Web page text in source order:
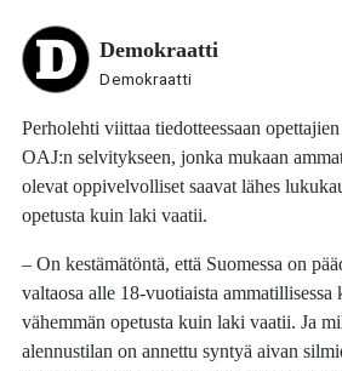
Demokraatti
Demokraatti
Perholehti viittaa tiedotteessaan
OAJ:n selvitykseen, jonka mukaan
olevat oppivelvolliset saavat lähes
opetusta kuin laki vaatii.
– On kestämätöntä, että Suomessa on
valtaosa alle 18-vuotiaista ammatillisessa
vähemmän opetusta kuin laki vaatii. Ja
alennustilan on annettu syntyä aivan